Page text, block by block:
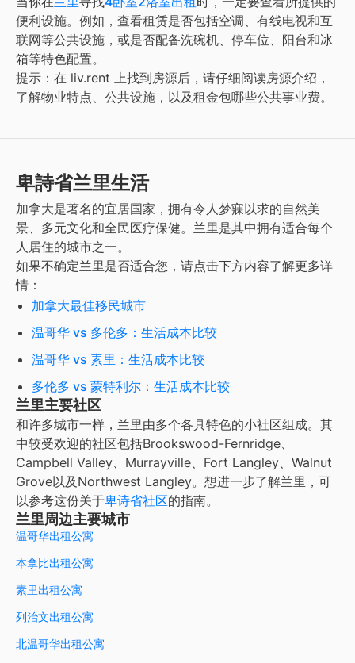
便利设施。例如，查看租赁是否包括空调、有线电视和互
联网等公共设施，或是否配备洗碗机、停车位、阳台和冰
箱等特色配置。
提示：在 liv.rent 上找到房源后，请仔细阅读房源介绍，
了解物业特点、公共设施，以及租金包哪些公共事业费。
卑詩省兰里生活
加拿大是著名的宜居国家，拥有令人梦寐以求的自然美
景、多元文化和全民医疗保健。 兰里是其中拥有适合每个
人居住的城市之一。
如果不确定兰里是否适合您，请点击下方内容了解更多详
情：
加拿大最佳移民城市
温哥华 vs 多伦多：生活成本比较
温哥华 vs 素里：生活成本比较
多伦多 vs 蒙特利尔：生活成本比较
兰里主要社区
和许多城市一样，兰里由多个各具特色的小社区组成。其
中较受欢迎的社区包括Brookswood-Fernridge、
Campbell Valley、Murrayville、Fort Langley、Walnut
Grove以及Northwest Langley。想进一步了解兰里，可
以参考这份关于卑诗省社区的指南。
兰里周边主要城市
温哥华出租公寓
本拿比出租公寓
素里出租公寓
列治文出租公寓
北温哥华出租公寓